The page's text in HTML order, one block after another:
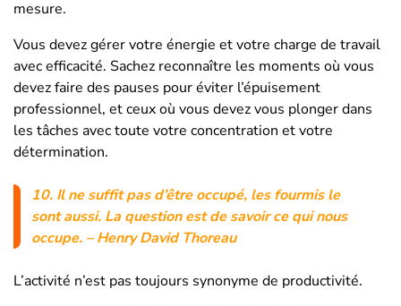
mesure.
Vous devez gérer votre énergie et votre charge de travail
avec efficacité. Sachez reconnaître les moments où vous
devez faire des pauses pour éviter l’épuisement
professionnel, et ceux où vous devez vous plonger dans
les tâches avec toute votre concentration et votre
détermination.
10. Il ne suffit pas d’être occupé, les fourmis le
sont aussi. La question est de savoir ce qui nous
occupe. – Henry David Thoreau
L’activité n’est pas toujours synonyme de productivité.